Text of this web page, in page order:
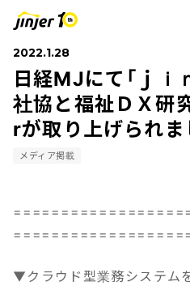
2022.1.28
日経ⅯJにて「ｊｉ
社協と福祉ＤＸ研
rが取り上げられま
メディア掲載
▼クラウド型業務システム